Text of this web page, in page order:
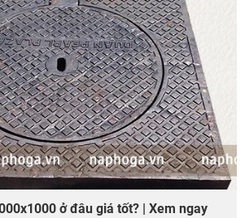
ở đâu giá tốt? | Xem ngay